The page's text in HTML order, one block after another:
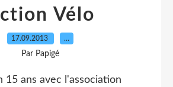
Vélo
17.09.2013 …
Par Papigé
15 ans avec l'association